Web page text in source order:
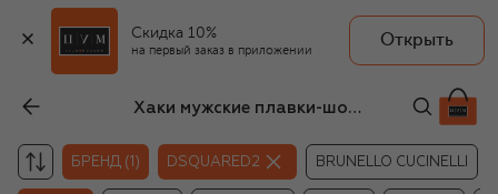
Скидка 10%
на первый заказ в приложении
Открыть
Хаки мужские плавки-шорты Dsquared2
БРЕНД (1) DSQUARED2 BRUNELLO CUCINELLI